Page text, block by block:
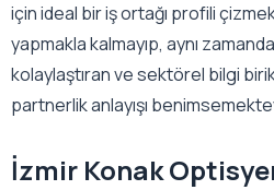
için ideal bir iş ortağı profili
yapmakla kalmayıp, aynı
kolaylaştıran ve sektörel bilgi
partnerlik anlayışı
İzmir Konak